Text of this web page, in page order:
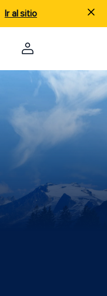
Ir al sitio